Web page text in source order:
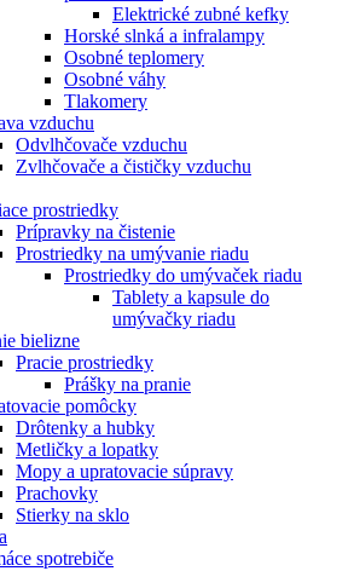
Elektrické zubné kefky
Horské slnká a infralampy
Osobné teplomery
Osobné váhy
Tlakomery
vzduchu
Odvlhčovače vzduchu
Zvlhčovače a čističky vzduchu
prostriedky
Prípravky na čistenie
Prostriedky na umývanie riadu
Prostriedky do umývaček riadu
Tablety a kapsule do
umývačky riadu
bielizne
Pracie prostriedky
Prášky na pranie
pomôcky
Drôtenky a hubky
Metličky a lopatky
Mopy a upratovacie súpravy
Prachovky
Stierky na sklo
spotrebiče